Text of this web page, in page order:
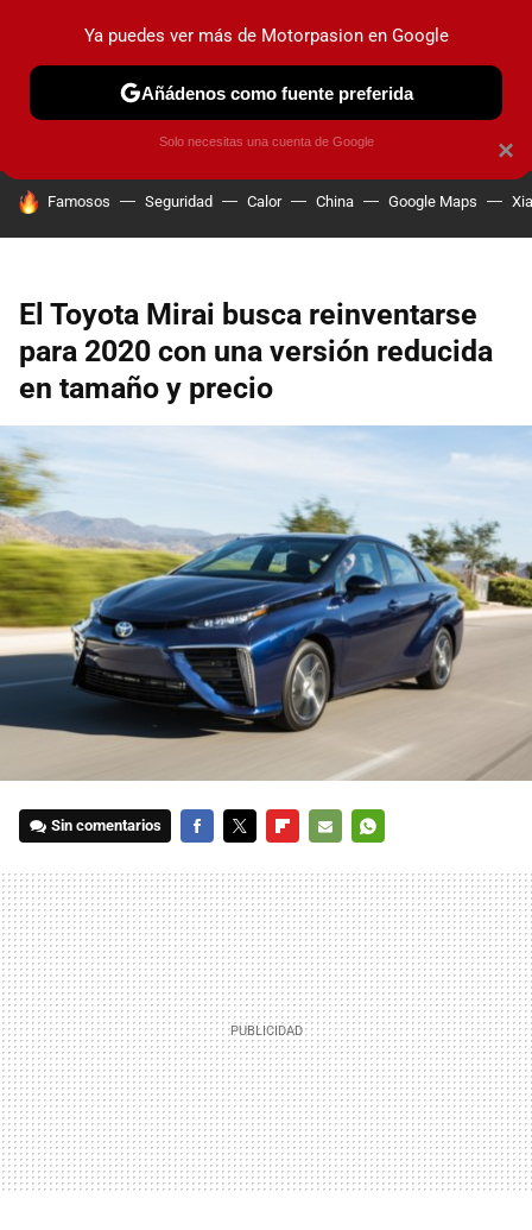
PRUEBAS COCHES ELÉCTRICOS OBSERVATORIO
HOY SE HABLA DE
Famosos Seguridad Calor China Google Maps
El Toyota Mirai busca reinventarse
para 2020 con una versión reducida
en tamaño y precio
Sin comentarios
MAIL
×
Ya puedes ver más de Motorpasion en Google
Añádenos como fuente preferida
Solo necesitas una cuenta de Google